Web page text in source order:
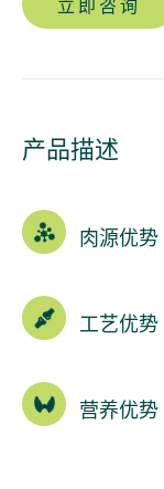
立即咨询
产品描述
肉源优势
工艺优势
营养优势